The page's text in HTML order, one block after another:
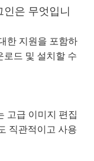
은 무엇입니
한 지원을 포함하
로드 및 설치할 수
고급 이미지 편집
직관적이고 사용